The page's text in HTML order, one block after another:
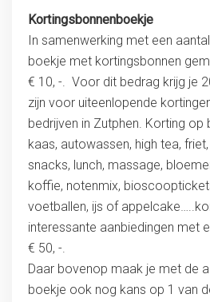
Kortingsbonnenboekje
In samenwerking met een
boekje met kortingsbonnen
€ 10, -. Voor dit bedrag krijg je
zijn voor uiteenlopende
bedrijven in Zutphen. Korting
kaas, autowassen, high tea,
snacks, lunch, massage,
koffie, notenmix,
voetballen, ijs of
interessante aanbiedingen met
€ 50, -.
Daar bovenop maak je met de
boekje ook nog kans op 1 van